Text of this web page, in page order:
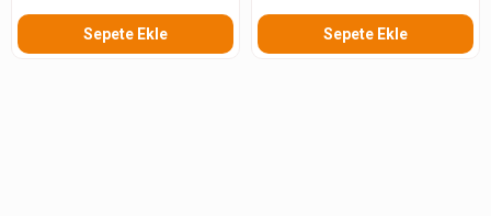
Sepete Ekle Sepete Ekle